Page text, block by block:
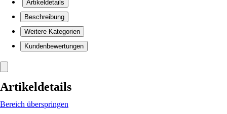
Artikeldetails
Beschreibung
Weitere Kategorien
Kundenbewertungen
Artikeldetails
Bereich überspringen